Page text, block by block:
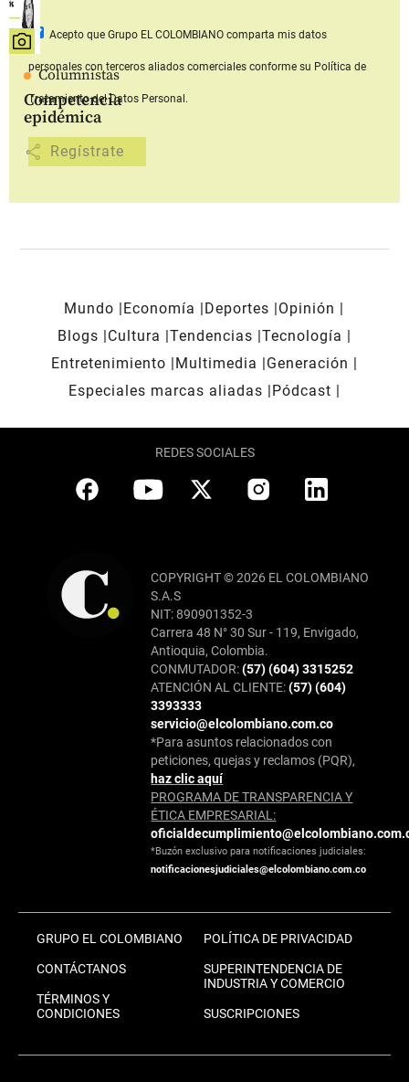
Columnistas
Competencia
epidémica
share
Acepto que Grupo EL COLOMBIANOcomparta mis datos
personales con terceros aliados comerciales conforme su Política de
Tratamiento del Datos Personal.
Mundo Economía Deportes
Opinión
Blogs
Cultura Tendencias Tecnología
Entretenimiento
Multimedia
Generación
Especiales marcas aliadas
Pódcast
REDES SOCIALES
COPYRIGHT © 2026 EL COLOMBIANO
S.A.S
NIT: 890901352-3
Carrera 48 N° 30 Sur - 119, Envigado,
Antioquia, Colombia.
CONMUTADOR:(57) (604) 3315252
ATENCIÓN AL CLIENTE:(57) (604)
3393333
servicio@elcolombiano.com.co
*Para asuntos relacionados con
peticiones, quejas y reclamos (PQR),
haz clic aquí
PROGRAMA DE TRANSPARENCIA Y
ÉTICA EMPRESARIAL:
*Buzón exclusivo para notificaciones judiciales:
notificacionesjudiciales@elcolombiano.com.co
GRUPO EL COLOMBIANO
CONTÁCTANOS
TÉRMINOS Y
CONDICIONES
POLÍTICA DE PRIVACIDAD
SUPERINTENDENCIA DE
INDUSTRIA Y COMERCIO
SUSCRIPCIONES